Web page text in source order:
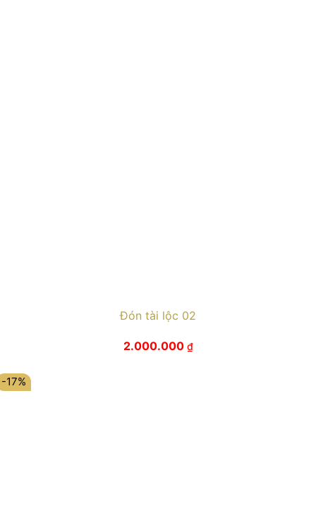
Đón tài lộc 02
2.000.000 ₫
-17%